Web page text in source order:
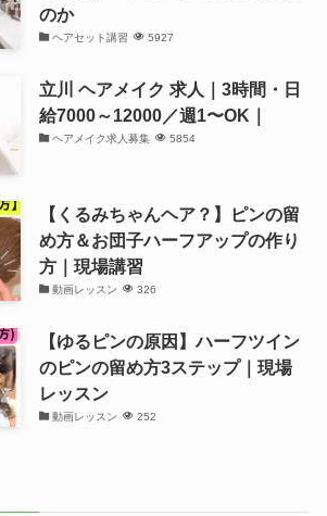
のか
ヘアセット講習 5927
立川 ヘアメイク 求人｜3時間・日
給7000～12000／週1〜OK｜
ヘアメイク求人募集 5854
【くるみちゃんヘア？】ピンの留
め方＆お団子ハーフアップの作り
方｜現場講習
動画レッスン 326
【ゆるピンの原因】ハーフツイン
のピンの留め方3ステップ｜現場
レッスン
動画レッスン 252